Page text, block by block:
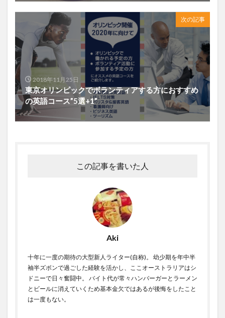
次の記事
2018年11月25日
東京オリンピックでボランティアする方におすすめ
の英語コース”5選+1”
この記事を書いた人
Aki
十年に一度の期待の大型新人ライター(自称)。 幼少期を年中半
袖半ズボンで過ごした経験を活かし、ここオーストラリアはシ
ドニーで日々奮闘中。 バイト代が常々ハンバーガーとラーメン
とビールに消えていくため基本金欠ではあるが後悔をしたこと
は一度もない。